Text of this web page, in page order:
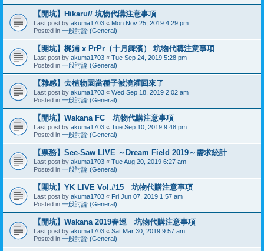
【開坑】Hikaru// 坑物代購注意事項
Last post by akuma1703 « Mon Nov 25, 2019 4:29 pm
Posted in 一般討論 (General)
【開坑】梶浦 x PrPr（十月舞濱） 坑物代購注意事項
Last post by akuma1703 « Tue Sep 24, 2019 5:28 pm
Posted in 一般討論 (General)
【雜感】去植物園當種子被澆灌回來了
Last post by akuma1703 « Wed Sep 18, 2019 2:02 am
Posted in 一般討論 (General)
【開坑】Wakana FC 坑物代購注意事項
Last post by akuma1703 « Tue Sep 10, 2019 9:48 pm
Posted in 一般討論 (General)
【票務】See-Saw LIVE ～Dream Field 2019～需求統計
Last post by akuma1703 « Tue Aug 20, 2019 6:27 am
Posted in 一般討論 (General)
【開坑】YK LIVE Vol.#15 坑物代購注意事項
Last post by akuma1703 « Fri Jun 07, 2019 1:57 am
Posted in 一般討論 (General)
【開坑】Wakana 2019春巡 坑物代購注意事項
Last post by akuma1703 « Sat Mar 30, 2019 9:57 am
Posted in 一般討論 (General)